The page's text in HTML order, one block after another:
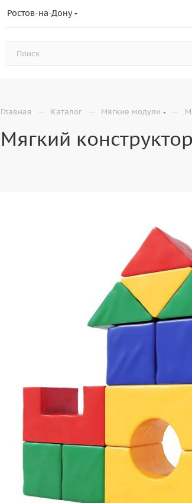
Ростов-на-Дону
Главная — Каталог — Мягкие модули —
Мягкий